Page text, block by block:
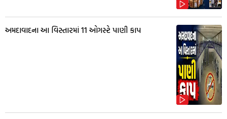
અમદાવાદના આ વિસ્તારમાં 11 ઓગસ્ટે પાણી કાપ